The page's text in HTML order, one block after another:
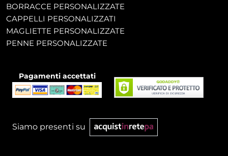
BORRACCE PERSONALIZZATE
CAPPELLI PERSONALIZZATI
MAGLIETTE PERSONALIZZATE
PENNE PERSONALIZZATE
Pagamenti accettati
Siamo presenti su